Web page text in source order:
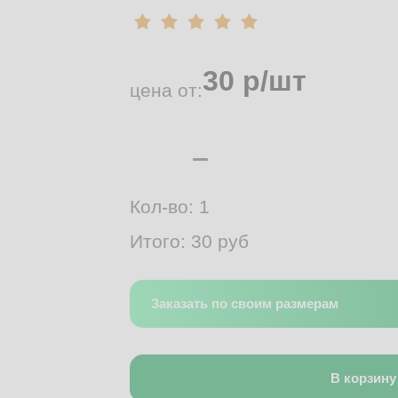
цена от:30 р/шт
Кол-во: 1
Итого: 30 руб
Заказать по своим размерам
В корзину